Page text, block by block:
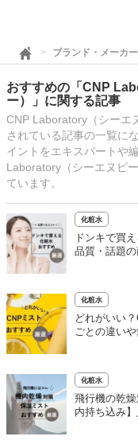
ブランド・メーカ
おすすめの「CNP
ー）」に関する記事
CNP Laboratory（シーエ
されている記事の一覧に
イントをエキスパートや
Laboratory（シーエヌピ
ています。
化粧水
ドンキで買
品質・話題
化粧水
どれがいい
ごとの違い
化粧水
飛行機の乾
内持ち込み